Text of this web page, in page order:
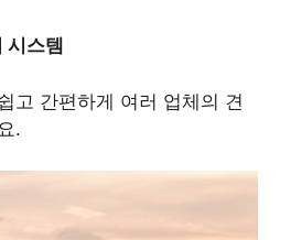
시스템
고 간편하게 여러 업체의 견
.